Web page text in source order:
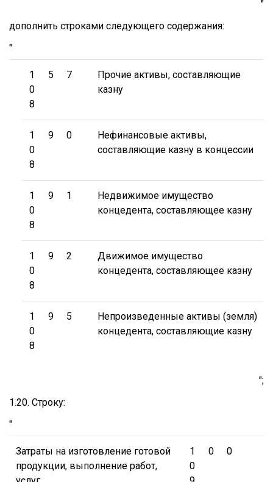
"
дополнить строками следующего содержания:
"
1
0
8
5 7
Прочие активы, составляющие
казну
1
0
8
9 0
Нефинансовые активы,
составляющие казну в концессии
1
0
8
9 1
Недвижимое имущество
концедента, составляющее казну
1
0
8
9 2
Движимое имущество
концедента, составляющее казну
1
0
8
9 5
Непроизведенные активы (земля)
концедента, составляющие казну
";
1.20. Строку:
"
Затраты на изготовление готовой
продукции, выполнение работ,
1
0
0 0